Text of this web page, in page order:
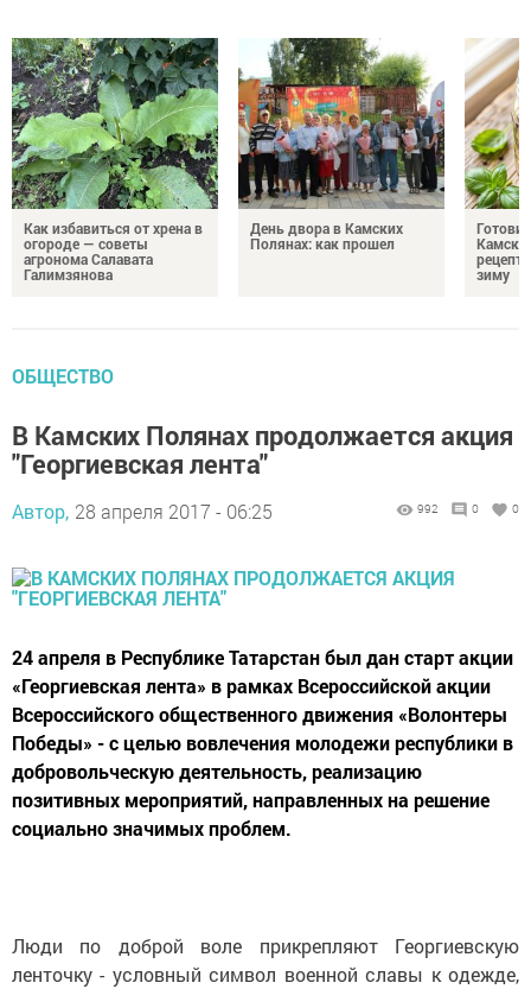
Как избавиться от хрена в
огороде — советы
агронома Салавата
Галимзянова
День двора в Камских
Полянах: как прошел
зиму
ОБЩЕСТВО
В Камских Полянах продолжается акция
"Георгиевская лента"
Автор, 28 апреля 2017 - 06:25 992 0 0
24 апреля в Республике Татарстан был дан старт акции
«Георгиевская лента» в рамках Всероссийской акции
Всероссийского общественного движения «Волонтеры
Победы» - с целью вовлечения молодежи республики в
добровольческую деятельность, реализацию
позитивных мероприятий, направленных на решение
социально значимых проблем.
Люди по доброй воле прикрепляют Георгиевскую
ленточку - условный символ военной славы к одежде,